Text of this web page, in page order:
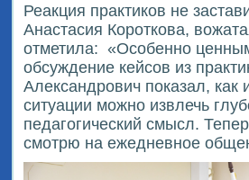
Реакция практиков не
Анастасия Короткова,
отметила: «Особенно
обсуждение кейсов из
Александрович показал, как
ситуации можно извлечь
педагогический смысл.
смотрю на ежедневное